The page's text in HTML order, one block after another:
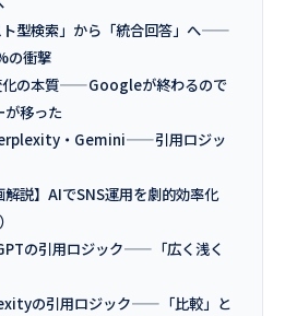
型検索」から「統合回答」へ——
の衝撃
化の本質——Googleが終わるので
が移った
・Gemini——引用ロジッ
解説】AIでSNS運用を劇的効率化
の引用ロジック——「広く浅く
の引用ロジック——「比較」と